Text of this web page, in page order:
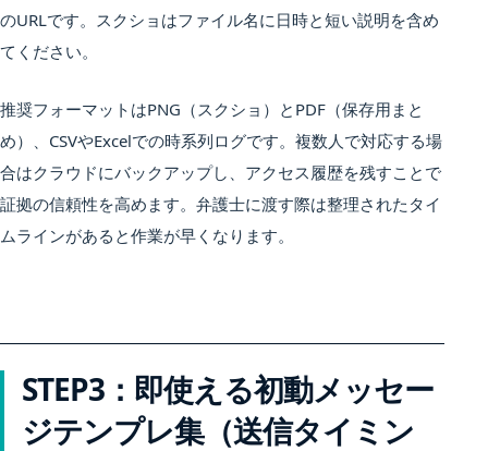
のURLです。スクショはファイル名に日時と短い説明を含め
てください。
推奨フォーマットはPNG（スクショ）とPDF（保存用まと
め）、CSVやExcelでの時系列ログです。複数人で対応する場
合はクラウドにバックアップし、アクセス履歴を残すことで
証拠の信頼性を高めます。弁護士に渡す際は整理されたタイ
ムラインがあると作業が早くなります。
STEP3：即使える初動メッセー
ジテンプレ集（送信タイミン